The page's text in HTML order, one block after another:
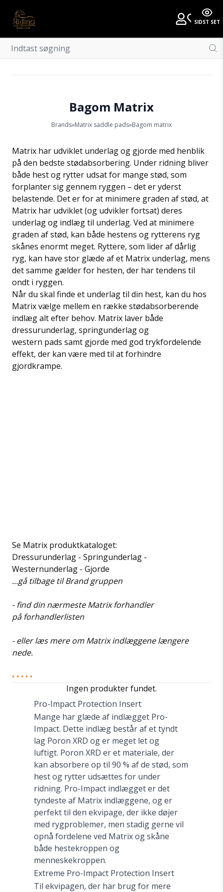
Bagom Matrix
Brands»Matrix saddle pads»Bagom matrix
Matrix har udviklet underlag og gjorde med henblik
på den bedste stødabsorbering. Under ridning bliver
både hest og rytter udsat for mange stød, som
forplanter sig gennem ryggen – det er yderst
belastende. Det er for at minimere graden af stød, at
Matrix har udviklet (og udvikler fortsat) deres
underlag og indlæg til underlag. Ved at minimere
graden af stød, kan både hestens og rytterens ryg
skånes enormt meget. Ryttere, som lider af dårlig
ryg, kan have stor glæde af et Matrix underlag, mens
det samme gælder for hesten, der har tendens til
ondt i ryggen.
Når du skal finde et underlag til din hest, kan du hos
Matrix vælge mellem en række stødabsorberende
indlæg alt efter behov. Matrix laver både
dressurunderlag, springunderlag og
western pads samt gjorde med god trykfordelende
effekt, der kan være med til at forhindre
gjordkrampe.
Se Matrix produktkataloget:
Dressurunderlag - Springunderlag -
Westernunderlag - Gjorde
...gå tilbage til Brand gruppen
- find din nærmeste Matrix forhandler
påforhandlerlisten
- eller læs mere om Matrix indlæggene længere
nede.
• • • • •
Ingen produkter fundet.
Pro-Impact Protection Insert
Mange har glæde af indlægget Pro-
Impact. Dette indlæg består af et tyndt
lag Poron XRD og er meget let og
luftigt. Poron XRD er et materiale, der
kan absorbere op til 90 % af de stød, som
hest og rytter udsættes for under
ridning. Pro-Impact indlægget er det
tyndeste af Matrix indlæggene, og er
perfekt til den ekvipage, der ikke døjer
med rygproblemer, men stadig gerne vil
opnå fordelene ved Matrix og skåne
både hestekroppen og
menneskekroppen.
Extreme Pro-Impact Protection Insert
Til ekvipagen, der har brug for mere
SIDST SET